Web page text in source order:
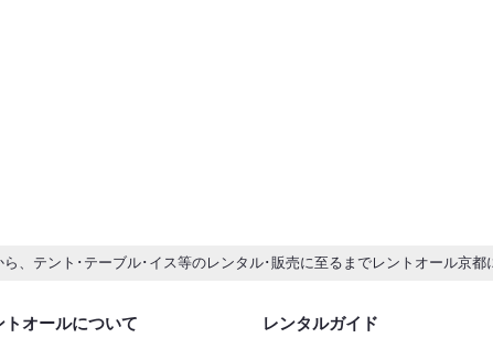
、テント･テーブル･イス等のレンタル･販売に至るまでレントオール京都
トオールについて レンタルガイド